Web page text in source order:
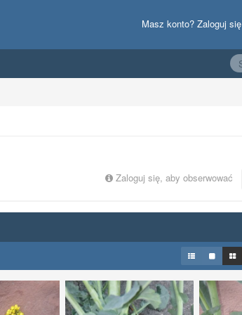
Masz konto? Zaloguj się
Zaloguj się, aby obserwować